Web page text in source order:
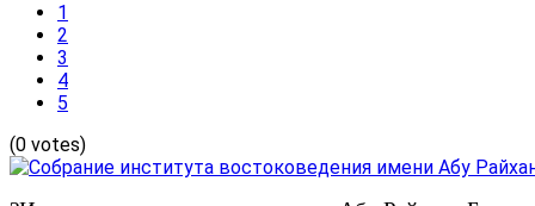
1
2
3
4
5
(0 votes)